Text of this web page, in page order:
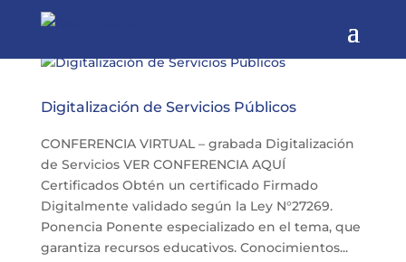
Digitalización de Servicios Públicos
CONFERENCIA VIRTUAL – grabada Digitalización
de Servicios VER CONFERENCIA AQUÍ
Certificados Obtén un certificado Firmado
Digitalmente validado según la Ley N°27269.
Ponencia Ponente especializado en el tema, que
garantiza recursos educativos. Conocimientos...